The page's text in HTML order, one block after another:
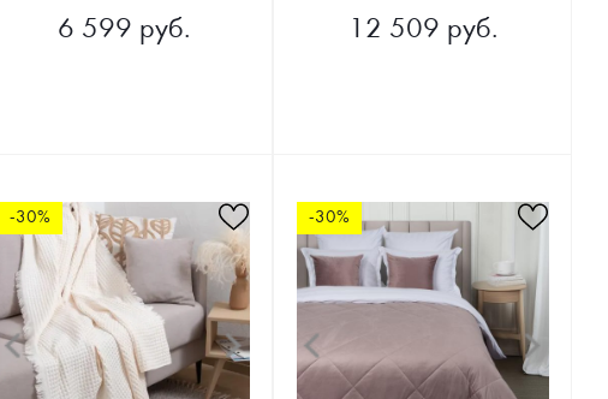
6 599 руб. 12 509 руб.
-30% -30%